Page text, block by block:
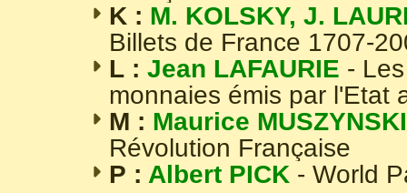
K : M. KOLSKY, J.
Billets de France 1707-
L : Jean LAFAURIE -
monnaies émis par l'Etat
M : Maurice MUSZYNSKI
Révolution Française
P : Albert PICK - World